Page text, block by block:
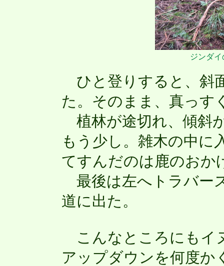
ジンダ
ひと登りすると、斜
た。そのまま、真っす
植林が途切れ、傾斜
もう少し。雑木の中に
てすんだのは鹿のおか
最後は左へトラバー
道に出た。
こんなところにもイ
アップダウンを何度か